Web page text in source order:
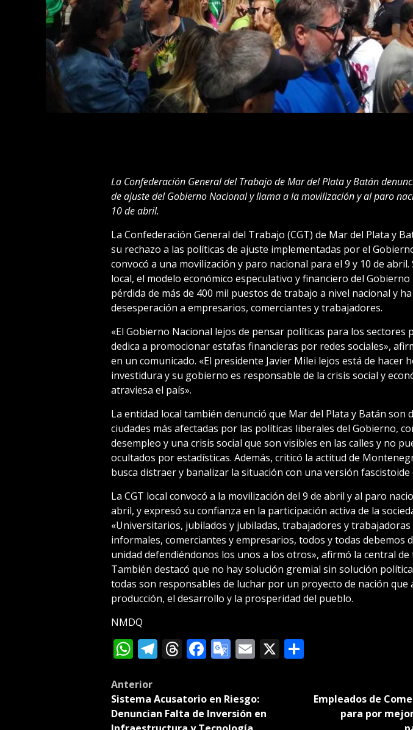
La Confederación General del Trabajo de Mar del Plata y Batán
de ajuste del Gobierno Nacional y llama a la movilización y al paro
10 de abril.
La Confederación General del Trabajo (CGT) de Mar del Plata y
su rechazo a las políticas de ajuste implementadas por el
convocó a una movilización y paro nacional para el 9 y 10 de abril.
local, el modelo económico especulativo y financiero del
pérdida de más de 400 mil puestos de trabajo a nivel nacional y
desesperación a empresarios, comerciantes y trabajadores.
«El Gobierno Nacional lejos de pensar políticas para los sectores
dedica a promocionar estafas financieras por redes sociales»,
en un comunicado. «El presidente Javier Milei lejos está de hacer
investidura y su gobierno es responsable de la crisis social y
atraviesa el país».
La entidad local también denunció que Mar del Plata y Batán son
ciudades más afectadas por las políticas liberales del Gobierno,
desempleo y una crisis social que son visibles en las calles y no
ocultados por estadísticas. Además, criticó la actitud de
busca distraer y banalizar la situación con una versión fascistoide
La CGT local convocó a la movilización del 9 de abril y al paro
abril, y expresó su confianza en la participación activa de la
«Universitarios, jubilados y jubiladas, trabajadores y
informales, comerciantes y empresarios, todos y todas debemos
unidad defendiéndonos los unos a los otros», afirmó la central de
También destacó que no hay solución gremial sin solución
todas son responsables de luchar por un proyecto de nación que
producción, el desarrollo y la prosperidad del pueblo.
NMDQ
WhatsApp
Telegram
Threads
Facebook
Google
Email
X Compartir
Post
navigation
Anterior
Sistema Acusatorio en Riesgo:
Denuncian Falta de Inversión en
Empleados de
para por